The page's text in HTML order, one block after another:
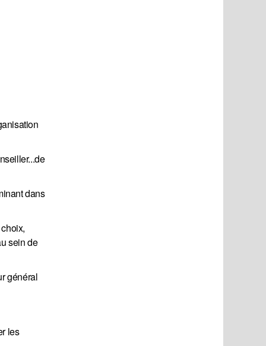
dans
sein de
général
les